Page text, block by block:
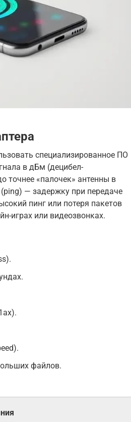
специализированное ПО
в дБм (децибел-
точнее «палочек» антенны в
— задержку при передаче
пинг или потеря пакетов
играх или видеозвонках.
файлов.